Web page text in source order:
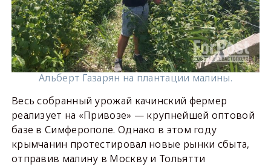
Альберт Газарян на плантации малины.
Весь собранный урожай качинский фермер
реализует на «Привозе» — крупнейшей оптовой
базе в Симферополе. Однако в этом году
крымчанин протестировал новые рынки сбыта,
отправив малину в Москву и Тольятти